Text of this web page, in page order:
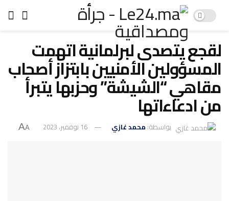
لقجع يتصدى لبرلمانية اتهمت
المسؤولين الأمنيين بابتزاز أصحاب
مقاهي “الشيشة” وحزبها يتبرأ
من ادعاءاتها
بواسطة: محمد غازي 16 نوفمبر، 2023 A
A